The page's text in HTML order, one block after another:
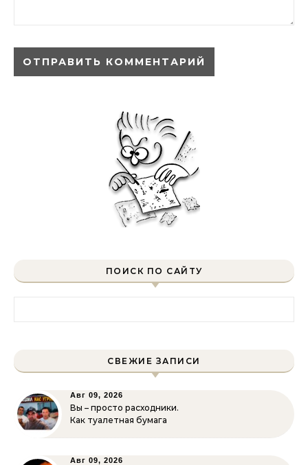
ПОИСК ПО САЙТУ
СВЕЖИЕ ЗАПИСИ
Авг 09, 2026
Вы – просто расходники.
Как туалетная бумага
Авг 09, 2026